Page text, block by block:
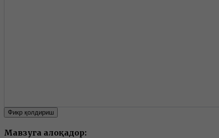
Фикр қолдириш
Мавзуга алоқадор: